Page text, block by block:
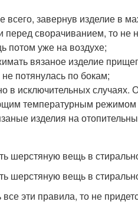
завернув изделие в
перед сворачиванием, то не
потом уже на воздухе;
вязаное изделие
потянулась по бокам;
в исключительных
температурным режимом
изделия на
шерстяную вещь в
шерстяную вещь в
эти правила, то не